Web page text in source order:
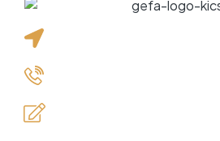
info@gefafaker.hu